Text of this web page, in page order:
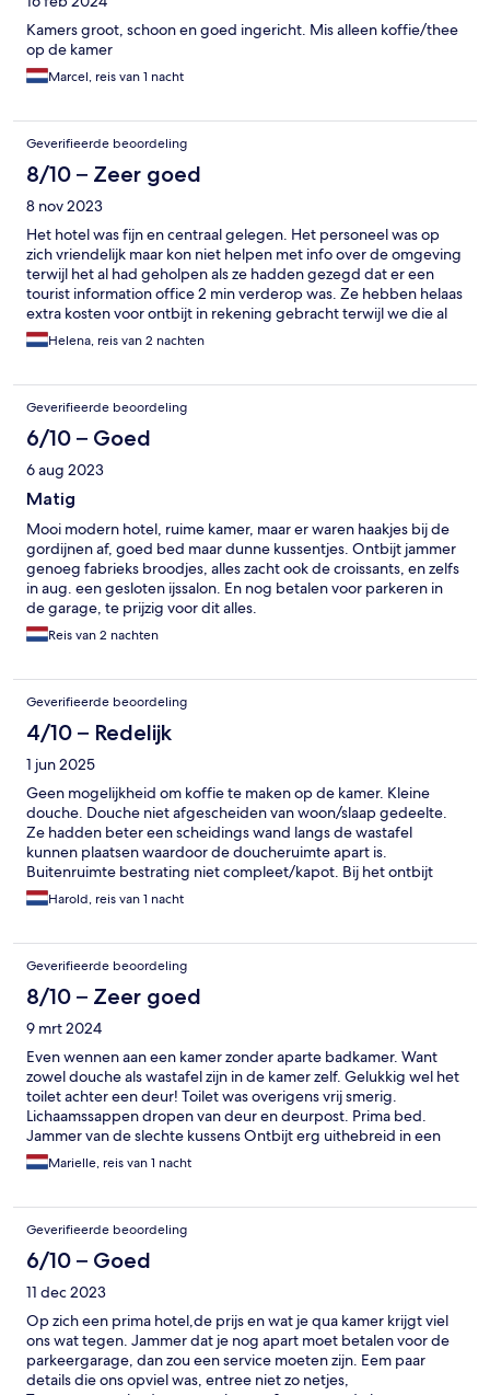
Kamers groot, schoon en goed ingericht. Mis alleen koffie/thee
op de kamer
Marcel, reis van 1 nacht
Geverifieerde beoordeling
8/10 – Zeer goed
8 nov 2023
Het hotel was fijn en centraal gelegen. Het personeel was op
zich vriendelijk maar kon niet helpen met info over de omgeving
terwijl het al had geholpen als ze hadden gezegd dat er een
tourist information office 2 min verderop was. Ze hebben helaas
extra kosten voor ontbijt in rekening gebracht terwijl we die al
betaald hadden bij de boeking. Dit is momenteel in
behandeling bij onze tussenpersoon zodat we ons geld terug
Helena, reis van 2 nachten
Geverifieerde beoordeling
6/10 – Goed
6 aug 2023
Matig
Mooi modern hotel, ruime kamer, maar er waren haakjes bij de
gordijnen af, goed bed maar dunne kussentjes. Ontbijt jammer
genoeg fabrieks broodjes, alles zacht ook de croissants, en zelfs
in aug. een gesloten ijssalon. En nog betalen voor parkeren in
de garage, te prijzig voor dit alles.
Reis van 2 nachten
Geverifieerde beoordeling
4/10 – Redelijk
1 jun 2025
Geen mogelijkheid om koffie te maken op de kamer. Kleine
douche. Douche niet afgescheiden van woon/slaap gedeelte.
Ze hadden beter een scheidings wand langs de wastafel
kunnen plaatsen waardoor de doucheruimte apart is.
Buitenruimte bestrating niet compleet/kapot. Bij het ontbijt
smerig bestek en de kommen voor de yoghurt zat nog eten
aangekoekt. Hotel heeft goede ligging vlakbij het centrum.
Harold, reis van 1 nacht
Geverifieerde beoordeling
8/10 – Zeer goed
9 mrt 2024
Even wennen aan een kamer zonder aparte badkamer. Want
zowel douche als wastafel zijn in de kamer zelf. Gelukkig wel het
toilet achter een deur! Toilet was overigens vrij smerig.
Lichaamssappen dropen van deur en deurpost. Prima bed.
Jammer van de slechte kussens Ontbijt erg uithebreid in een
fijne ruimte.
Marielle, reis van 1 nacht
Geverifieerde beoordeling
6/10 – Goed
11 dec 2023
Op zich een prima hotel,de prijs en wat je qua kamer krijgt viel
ons wat tegen. Jammer dat je nog apart moet betalen voor de
parkeergarage, dan zou een service moeten zijn. Eem paar
details die ons opviel was, entree niet zo netjes,